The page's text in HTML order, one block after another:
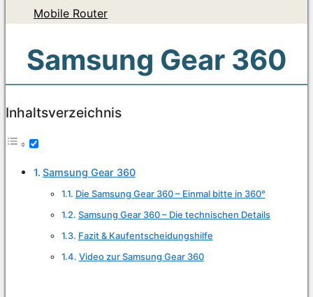
Mobile Router
Samsung Gear 360
Inhaltsverzeichnis
Samsung Gear 360
Die Samsung Gear 360 – Einmal bitte in 360°
Samsung Gear 360 – Die technischen Details
Fazit & Kaufentscheidungshilfe
Video zur Samsung Gear 360